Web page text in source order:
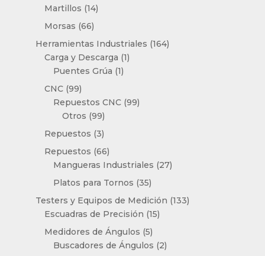
Martillos 1414
Morsas 6666
productos
Herramientas Industriales 164164
Carga y Descarga 11
Puentes Grúa 11
CNC 9999
productos
Repuestos CNC 9999
Otros 9999
productos
Repuestos 33
productos
Repuestos 6666
productos
Mangueras Industriales 2727
Platos para Tornos 3535
productos
Testers y Equipos de Medición 133133
Escuadras de Precisión 1515
Medidores de Ángulos 55
productos
Buscadores de Ángulos 22